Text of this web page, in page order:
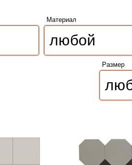
Материал
Размер